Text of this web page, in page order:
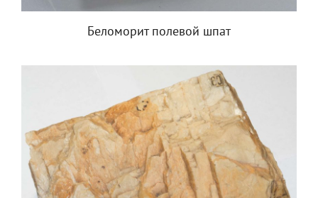
Беломорит полевой шпат